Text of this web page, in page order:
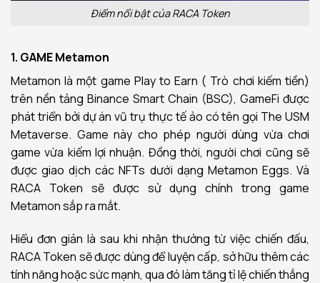
Điểm nổi bật của RACA Token
1. GAME Metamon
Metamon là một game Play to Earn ( Trò chơi kiếm tiền)
trên nền tảng Binance Smart Chain (BSC), GameFi được
phát triển bởi dự án vũ trụ thực tế ảo có tên gọi The USM
Metaverse. Game này cho phép người dùng vừa chơi
game vừa kiếm lợi nhuận. Đồng thời, người chơi cũng sẽ
được giao dịch các NFTs dưới dạng Metamon Eggs. Và
RACA Token sẽ được sử dụng chính trong game
Metamon sắp ra mắt.
Hiểu đơn giản là sau khi nhận thưởng từ việc chiến đấu,
RACA Token sẽ được dùng để luyện cấp, sở hữu thêm các
tính năng hoặc sức mạnh, qua đó làm tăng tỉ lệ chiến thắng